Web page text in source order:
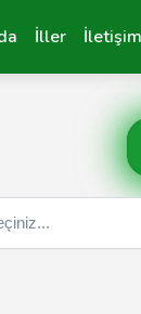
İller İletişim